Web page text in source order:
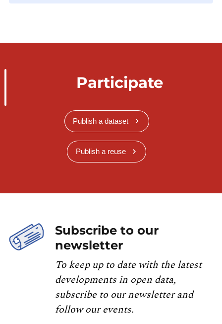
Participate
Publish a dataset
Publish a reuse
Subscribe to our
newsletter
To keep up to date with the latest
developments in open data,
subscribe to our newsletter and
follow our events.